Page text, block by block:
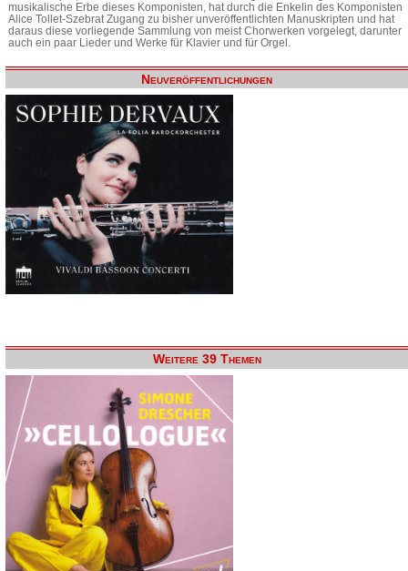
musikalische Erbe dieses Komponisten, hat durch die Enkelin des Komponisten
Alice Tollet-Szebrat Zugang zu bisher unveröffentlichten Manuskripten und hat
daraus diese vorliegende Sammlung von meist Chorwerken vorgelegt, darunter
auch ein paar Lieder und Werke für Klavier und für Orgel.
Neuveröffentlichungen
Weitere 39 Themen